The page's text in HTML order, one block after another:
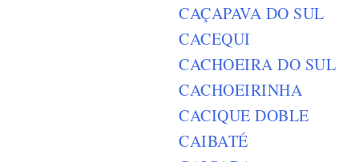
CAÇAPAVA DO SUL
CACEQUI
CACHOEIRA DO SUL
CACHOEIRINHA
CACIQUE DOBLE
CAIBATÉ